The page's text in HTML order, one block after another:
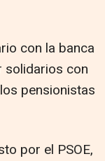
con la banca
solidarios con
pensionistas
por el PSOE,